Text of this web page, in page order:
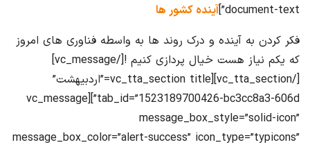
document-text”] آینده کشور ها
فکر کردن به آینده و درک روند ها به واسطه فناوری های امروز
که یکم نیاز هست خیال پردازی کنیم ![/vc_message]
[/vc_tta_section][vc_tta_section title=”اردبیهشت”
tab_id=”1523189700426-bc3cc8a3-606d”][vc_message
message_box_style=”solid-icon”
message_box_color=”alert-success” icon_type=”typicons”